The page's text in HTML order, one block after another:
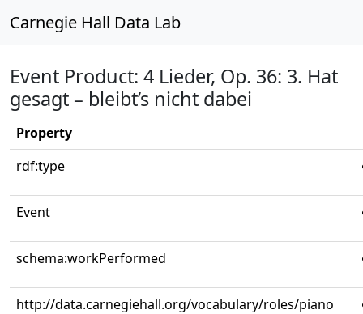
Carnegie Hall Data Lab
Event Product: 4 Lieder, Op. 36: 3. Hat
gesagt – bleibt’s nicht dabei
Property
rdf:type
Event
schema:workPerformed
http://data.carnegiehall.org/vocabulary/roles/piano